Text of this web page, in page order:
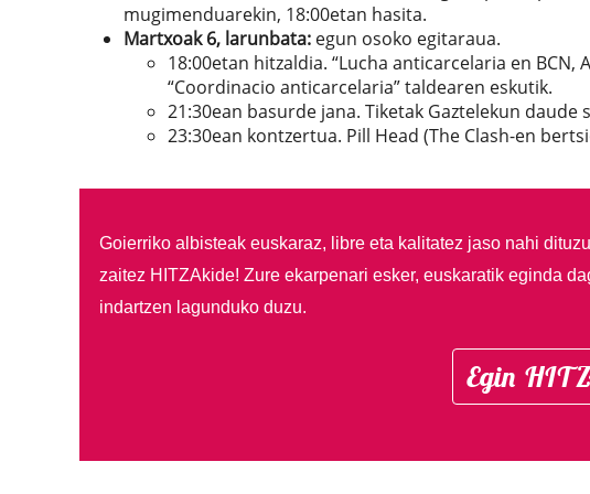
mugimenduarekin, 18:00etan hasita.
Martxoak 6, larunbata: egun osoko egitaraua.
18:00etan hitzaldia. “Lucha anticarcelaria en BCN,
“Coordinacio anticarcelaria” taldearen eskutik.
21:30ean basurde jana. Tiketak Gaztelekun daude
23:30ean kontzertua. Pill Head (The Clash-en
Goierriko albisteak euskaraz, libre eta kalitatez jaso nahi
zaitez HITZAkide! Zure ekarpenari esker, euskaratik eginda
indartzen lagunduko duzu.
Egin